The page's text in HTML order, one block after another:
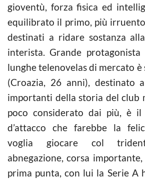
gioventù, forza fisica ed
equilibrato il primo, più
destinati a ridare sostanza
interista. Grande
lunghe telenovelas di mercato è
(Croazia, 26 anni), destinato
importanti della storia del club
poco considerato dai più, è il
d’attacco che farebbe la
voglia giocare col
abnegazione, corsa
prima punta, con lui la Serie A